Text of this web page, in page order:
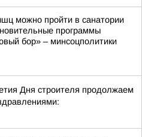
можно пройти в санатории
программы
бор» – минсоцполитики
Дня строителя продолжаем